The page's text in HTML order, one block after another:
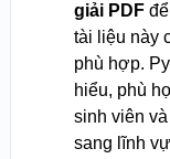
giải PDFđể
tài liệu này
phù hợp.
hiểu, phù
sinh viên
sang lĩnh